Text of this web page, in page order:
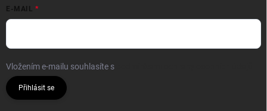
E-MAIL
Vložením e-mailu souhlasíte s
Přihlásit se